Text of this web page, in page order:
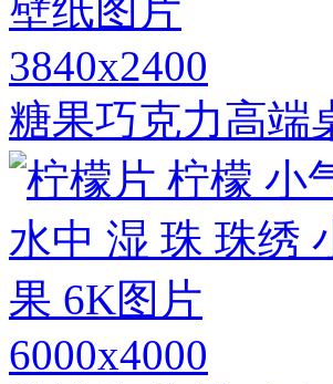
3840x2400
糖果巧克力高端
6000x4000